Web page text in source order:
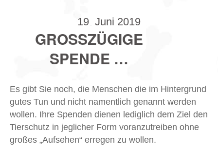
19 Juni 2019
GROSSZÜGIGE S
PENDE …
Es gibt Sie noch, die Menschen die im Hintergrund
gutes Tun und nicht namentlich genannt werden
wollen. Ihre Spenden dienen lediglich dem Ziel den
Tierschutz in jeglicher Form voranzutreiben ohne
großes „Aufsehen“ erregen zu wollen.